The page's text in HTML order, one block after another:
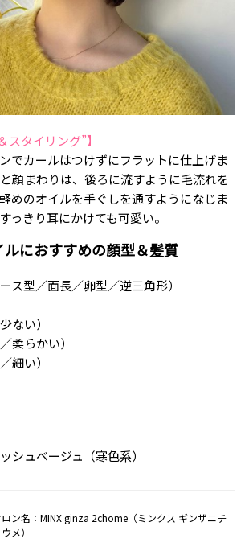
スタイリング”】
でカールはつけずにフラットに仕上げま
顔まわりは、後ろに流すように毛流れを
めのオイルを手ぐしを通すようになじま
っきり耳にかけても可愛い。
ルにおすすめの顔型＆髪質
ス型／面長／卵型／逆三角形）
ない）
柔らかい）
細い）
シュベージュ（寒色系）
ン名：MINX ginza 2chome（ミンクス ギンザニチ
メ）